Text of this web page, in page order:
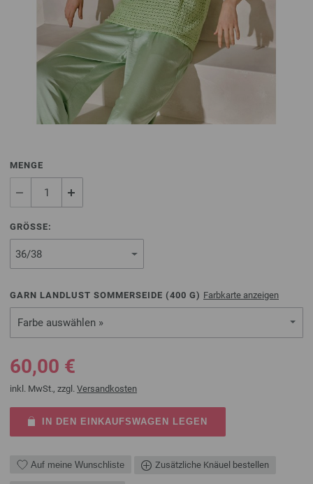
MENGE
GRÖSSE:
GARN LANDLUST SOMMERSEIDE (400 G) Farbkarte anzeigen
Farbe auswählen »
60,00 €
inkl. MwSt., zzgl. Versandkosten
IN DEN EINKAUFSWAGEN LEGEN
Auf meine Wunschliste Zusätzliche Knäuel bestellen